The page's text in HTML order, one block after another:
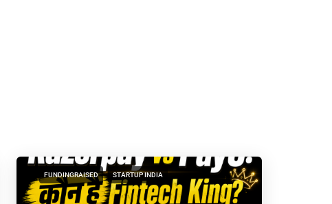
FUNDINGRAISED STARTUP INDIA